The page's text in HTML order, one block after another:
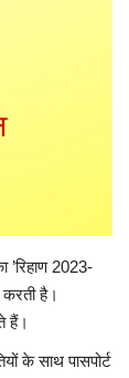
’रिहाण 2023-
है।
हैं।
के साथ पासपोर्ट